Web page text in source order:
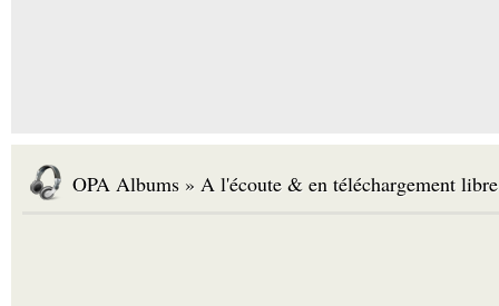
OPA Albums » A l'écoute & en téléchargement